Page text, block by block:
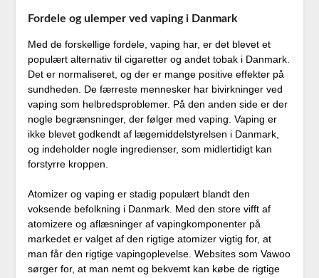
Fordele og ulemper ved vaping i Danmark
Med de forskellige fordele, vaping har, er det blevet et
populært alternativ til cigaretter og andet tobak i Danmark.
Det er normaliseret, og der er mange positive effekter på
sundheden. De færreste mennesker har bivirkninger ved
vaping som helbredsproblemer. På den anden side er der
nogle begrænsninger, der følger med vaping. Vaping er
ikke blevet godkendt af lægemiddelstyrelsen i Danmark,
og indeholder nogle ingredienser, som midlertidigt kan
forstyrre kroppen.
Atomizer og vaping er stadig populært blandt den
voksende befolkning i Danmark. Med den store vifft af
atomizere og aflæsninger af vapingkomponenter på
markedet er valget af den rigtige atomizer vigtig for, at
man får den rigtige vapingoplevelse. Websites som Vawoo
sørger for, at man nemt og bekvemt kan købe de rigtige